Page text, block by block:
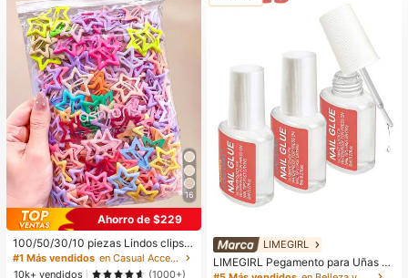
16
Ahorro de $229
100/50/30/10 piezas Lindos clips d
e estrella de cinco puntas estilo Y2
K, clips de cabello coloridos, acces
#1 Más vendidos
en Casual Accesorios para el cabello de las mujere
10k+ vendidos
(1000+)
LIMEGIRL
LIMEGIRL Pegamento para Uñas S
uper Fuerte, 3 piezas/Set 8ml/Botel